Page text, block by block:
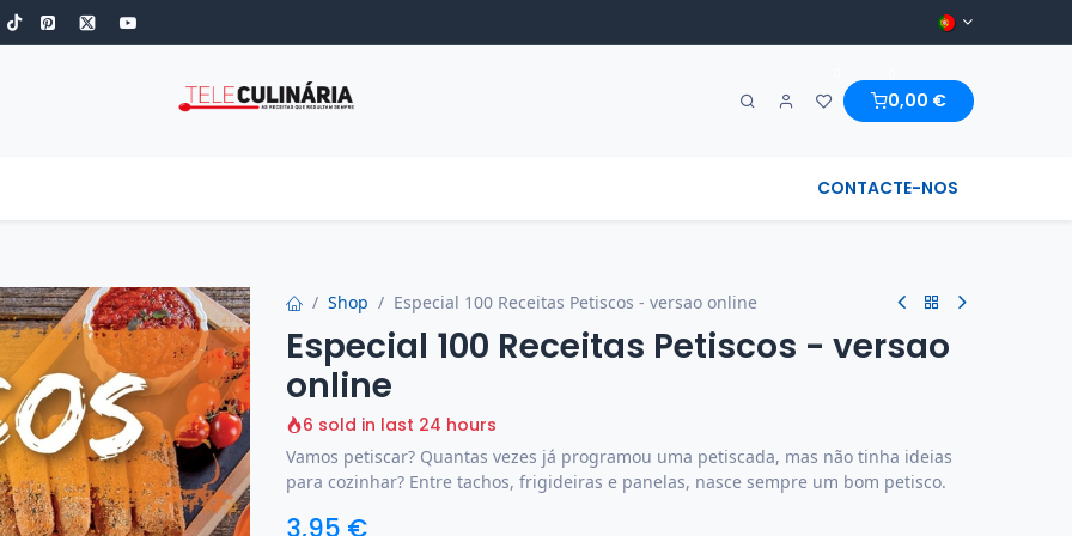
0,00 €
CONTACTE-NOS
Shop Especial 100 Receitas Petiscos - versao online
Especial 100 Receitas Petiscos - versao
online
6 sold in last 24 hours
Vamos petiscar? Quantas vezes já programou uma petiscada, mas não tinha ideias
para cozinhar? Entre tachos, frigideiras e panelas, nasce sempre um bom petisco.
3,95 €